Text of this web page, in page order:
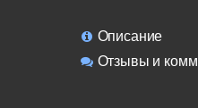
Описание
Отзывы и